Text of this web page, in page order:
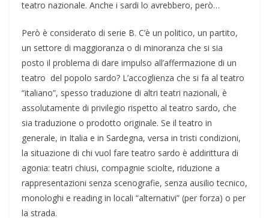
teatro nazionale. Anche i sardi lo avrebbero, però…
Però è considerato di serie B. C’è un politico, un partito,
un settore di maggioranza o di minoranza che si sia
posto il problema di dare impulso all’affermazione di un
teatro del popolo sardo? L’accoglienza che si fa al teatro
“italiano”, spesso traduzione di altri teatri nazionali, è
assolutamente di privilegio rispetto al teatro sardo, che
sia traduzione o prodotto originale. Se il teatro in
generale, in Italia e in Sardegna, versa in tristi condizioni,
la situazione di chi vuol fare teatro sardo è addirittura di
agonia: teatri chiusi, compagnie sciolte, riduzione a
rappresentazioni senza scenografie, senza ausilio tecnico,
monologhi e reading in locali “alternativi” (per forza) o per
la strada.